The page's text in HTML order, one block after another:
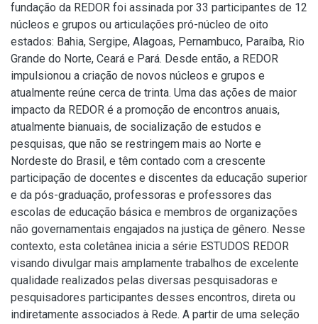
fundação da REDOR foi assinada por 33 participantes de 12
núcleos e grupos ou articulações pró-núcleo de oito
estados: Bahia, Sergipe, Alagoas, Pernambuco, Paraíba, Rio
Grande do Norte, Ceará e Pará. Desde então, a REDOR
impulsionou a criação de novos núcleos e grupos e
atualmente reúne cerca de trinta. Uma das ações de maior
impacto da REDOR é a promoção de encontros anuais,
atualmente bianuais, de socialização de estudos e
pesquisas, que não se restringem mais ao Norte e
Nordeste do Brasil, e têm contado com a crescente
participação de docentes e discentes da educação superior
e da pós-graduação, professoras e professores das
escolas de educação básica e membros de organizações
não governamentais engajados na justiça de gênero. Nesse
contexto, esta coletânea inicia a série ESTUDOS REDOR
visando divulgar mais amplamente trabalhos de excelente
qualidade realizados pelas diversas pesquisadoras e
pesquisadores participantes desses encontros, direta ou
indiretamente associados à Rede. A partir de uma seleção